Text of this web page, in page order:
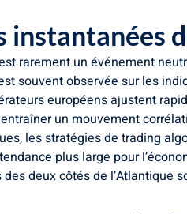
instantanées
rarement un événement
souvent observée sur les
européens ajustent
un mouvement
les stratégies de trading
plus large pour
deux côtés de l’Atlantique